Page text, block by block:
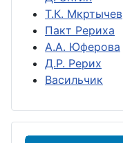
Т.К. Мкртычев
Пакт Рериха
А.А. Юферова
Д.Р. Рерих
Васильчик